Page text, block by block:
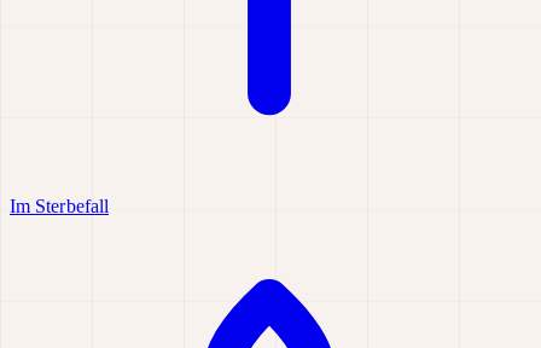
Im Sterbefall